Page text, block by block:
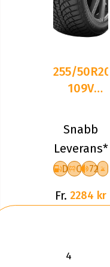
255/50R20
109V
WinterCraft
WS71 S
Snabb
Leverans*
D C 72
Fr. 2284 kr